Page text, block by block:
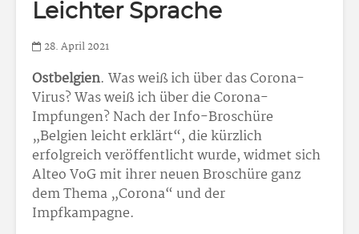
Leichter Sprache
28. April 2021
Ostbelgien. Was weiß ich über das Corona-
Virus? Was weiß ich über die Corona-
Impfungen? Nach der Info-Broschüre
„Belgien leicht erklärt“, die kürzlich
erfolgreich veröffentlicht wurde, widmet sich
Alteo VoG mit ihrer neuen Broschüre ganz
dem Thema „Corona“ und der
Impfkampagne.